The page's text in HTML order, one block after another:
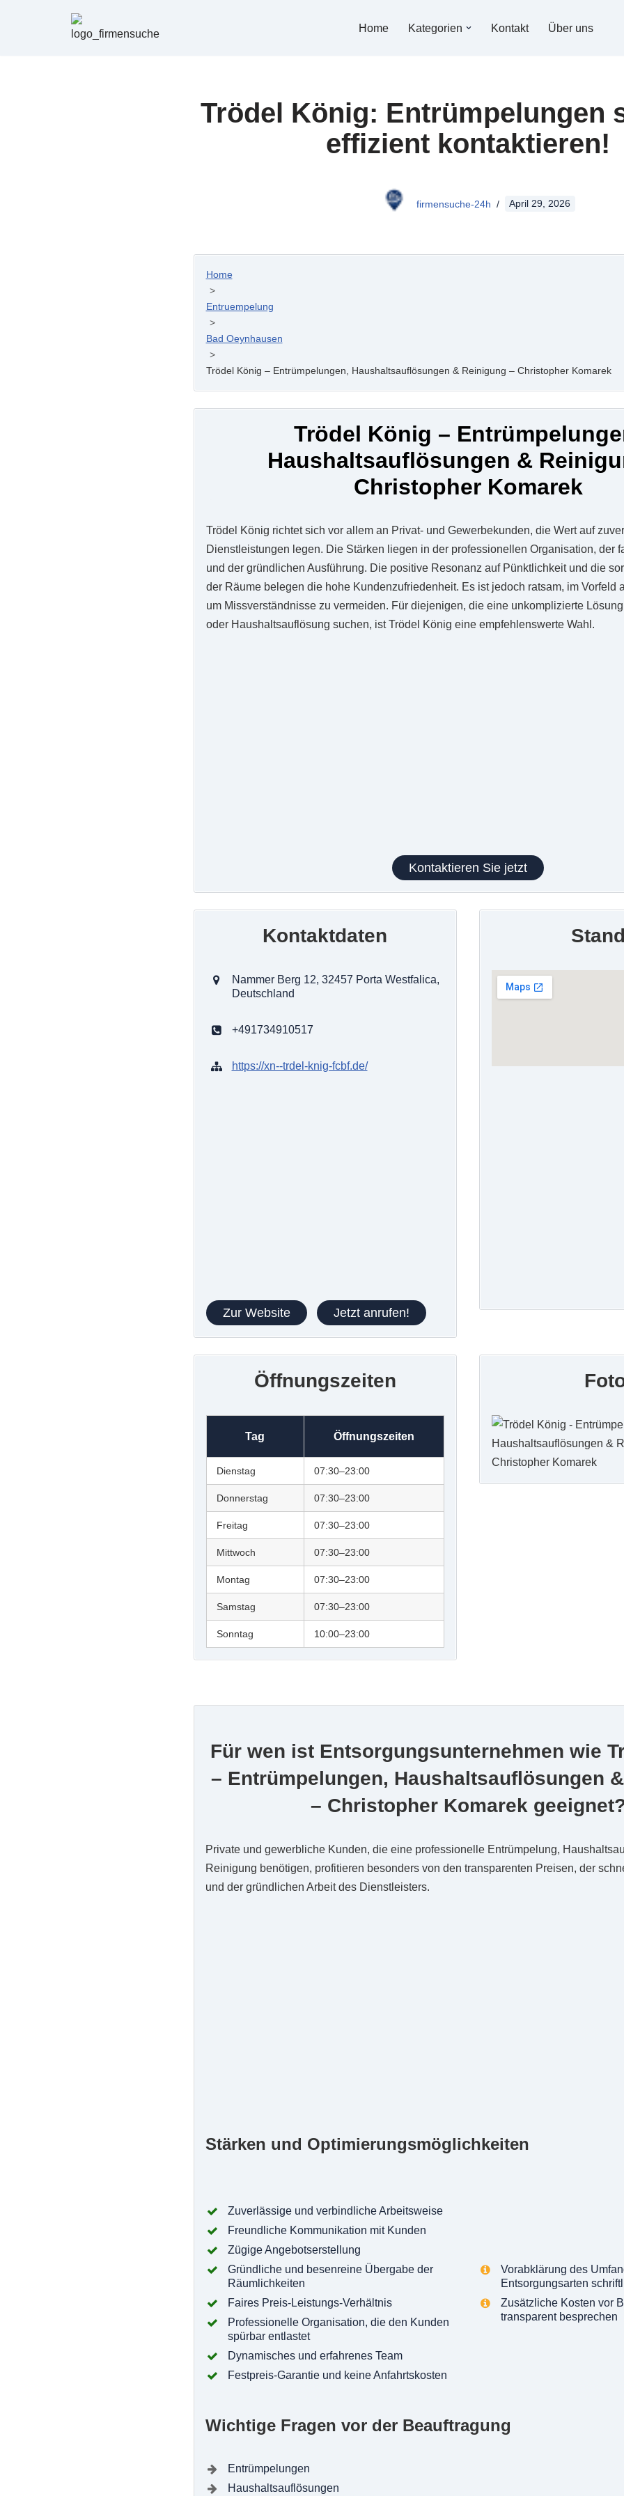
Home Kategorien Kontakt Über uns
Trödel König: Entrümpelungen
effizient kontaktieren!
firmensuche-24h April 29, 2026
Home
>
Entruempelung
>
Bad Oeynhausen
>
Trödel König – Entrümpelungen, Haushaltsauflösungen & Reinigung – Christopher Komarek
Trödel König –
Haushaltsauflösungen &
Christopher Komarek
Trödel König richtet sich vor allem an Privat- und Gewerbekunden, die Wert auf
Dienstleistungen legen. Die Stärken liegen in der professionellen Organisation, der
und der gründlichen Ausführung. Die positive Resonanz auf Pünktlichkeit und die
der Räume belegen die hohe Kundenzufriedenheit. Es ist jedoch ratsam, im Vorfeld
um Missverständnisse zu vermeiden. Für diejenigen, die eine unkomplizierte
oder Haushaltsauflösung suchen, ist Trödel König eine empfehlenswerte Wahl.
Kontaktieren Sie jetzt
Kontaktdaten
Nammer Berg 12, 32457 Porta Westfalica,
Deutschland
+491734910517
https://xn--trdel-knig-fcbf.de/
Zur Website Jetzt anrufen!
Öffnungszeiten
Tag Öffnungszeiten
Dienstag 07:30–23:00
Donnerstag 07:30–23:00
Freitag 07:30–23:00
Mittwoch 07:30–23:00
Montag 07:30–23:00
Samstag 07:30–23:00
Sonntag 10:00–23:00
Für wen ist Entsorgungsunternehmen wie
– Entrümpelungen, Haushaltsauflösungen
– Christopher Komarek
Private und gewerbliche Kunden, die eine professionelle Entrümpelung,
Reinigung benötigen, profitieren besonders von den transparenten Preisen, der
und der gründlichen Arbeit des Dienstleisters.
Stärken und Optimierungsmöglichkeiten
Zuverlässige und verbindliche Arbeitsweise
Freundliche Kommunikation mit Kunden
Zügige Angebotserstellung
Gründliche und besenreine Übergabe der
Räumlichkeiten
Faires Preis-Leistungs-Verhältnis
Professionelle Organisation, die den Kunden
spürbar entlastet
Dynamisches und erfahrenes Team
Festpreis-Garantie und keine Anfahrtskosten
Vorabklärung des
Entsorgungsarten
Zusätzliche Kosten vor
transparent besprechen
Wichtige Fragen vor der Beauftragung
Entrümpelungen
Haushaltsauflösungen